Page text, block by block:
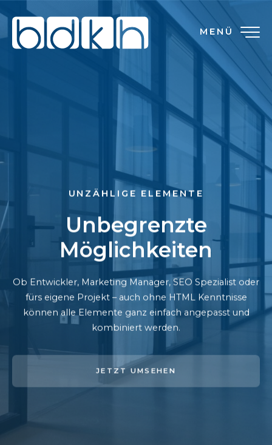
MENÜ
UNZÄHLIGE ELEMENTE
Unbegrenzte
Möglichkeiten
Ob Entwickler, Marketing Manager, SEO Spezialist oder
fürs eigene Projekt – auch ohne HTML Kenntnisse
können alle Elemente ganz einfach angepasst und
kombiniert werden.
JETZT UMSEHEN